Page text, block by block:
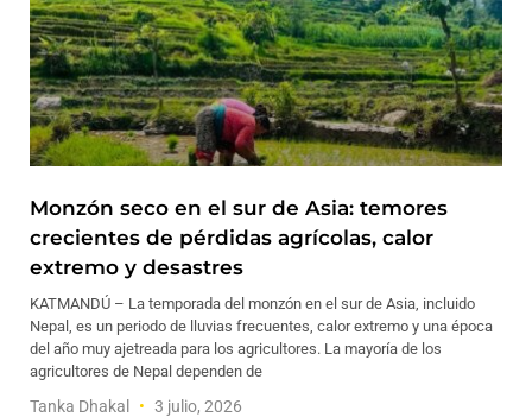
Monzón seco en el sur de Asia: temores
crecientes de pérdidas agrícolas, calor
extremo y desastres
KATMANDÚ – La temporada del monzón en el sur de Asia, incluido
Nepal, es un periodo de lluvias frecuentes, calor extremo y una época
del año muy ajetreada para los agricultores. La mayoría de los
agricultores de Nepal dependen de
Tanka Dhakal 3 julio, 2026